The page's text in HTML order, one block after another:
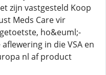
zijn vastgesteld Koop
Meds Care vir
ho&euml;-
in die VSA en
nl af product